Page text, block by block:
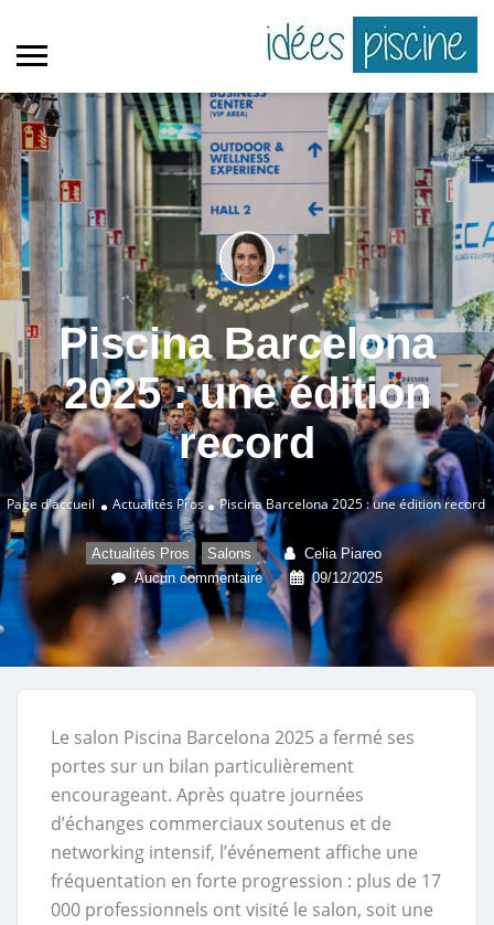
Piscina Barcelona
2025 : une édition
record
Page d'accueil Actualités Pros Piscina Barcelona 2025 : une édition record
Actualités Pros , Salons
Celia Piareo
Aucun commentaire
09/12/2025
Le salon Piscina Barcelona 2025 a fermé ses
portes sur un bilan particulièrement
encourageant. Après quatre journées
d’échanges commerciaux soutenus et de
networking intensif, l’événement affiche une
fréquentation en forte progression : plus de 17
000 professionnels ont visité le salon, soit une